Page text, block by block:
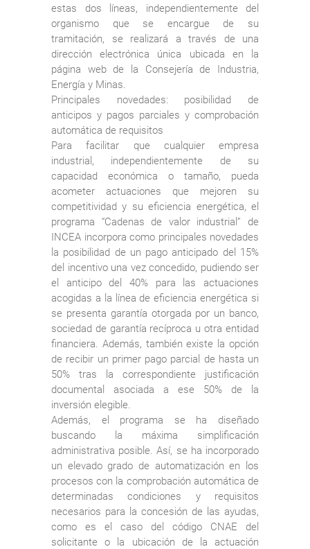
estas dos líneas, independientemente del
organismo que se encargue de su
tramitación, se realizará a través de una
dirección electrónica única ubicada en la
página web de la Consejería de Industria,
Energía y Minas.
Principales novedades: posibilidad de
anticipos y pagos parciales y comprobación
automática de requisitos
Para facilitar que cualquier empresa
industrial, independientemente de su
capacidad económica o tamaño, pueda
acometer actuaciones que mejoren su
competitividad y su eficiencia energética, el
programa “Cadenas de valor industrial” de
INCEA incorpora como principales novedades
la posibilidad de un pago anticipado del 15%
del incentivo una vez concedido, pudiendo ser
el anticipo del 40% para las actuaciones
acogidas a la línea de eficiencia energética si
se presenta garantía otorgada por un banco,
sociedad de garantía recíproca u otra entidad
financiera. Además, también existe la opción
de recibir un primer pago parcial de hasta un
50% tras la correspondiente justificación
documental asociada a ese 50% de la
inversión elegible.
Además, el programa se ha diseñado
buscando la máxima simplificación
administrativa posible. Así, se ha incorporado
un elevado grado de automatización en los
procesos con la comprobación automática de
determinadas condiciones y requisitos
necesarios para la concesión de las ayudas,
como es el caso del código CNAE del
solicitante o la ubicación de la actuación